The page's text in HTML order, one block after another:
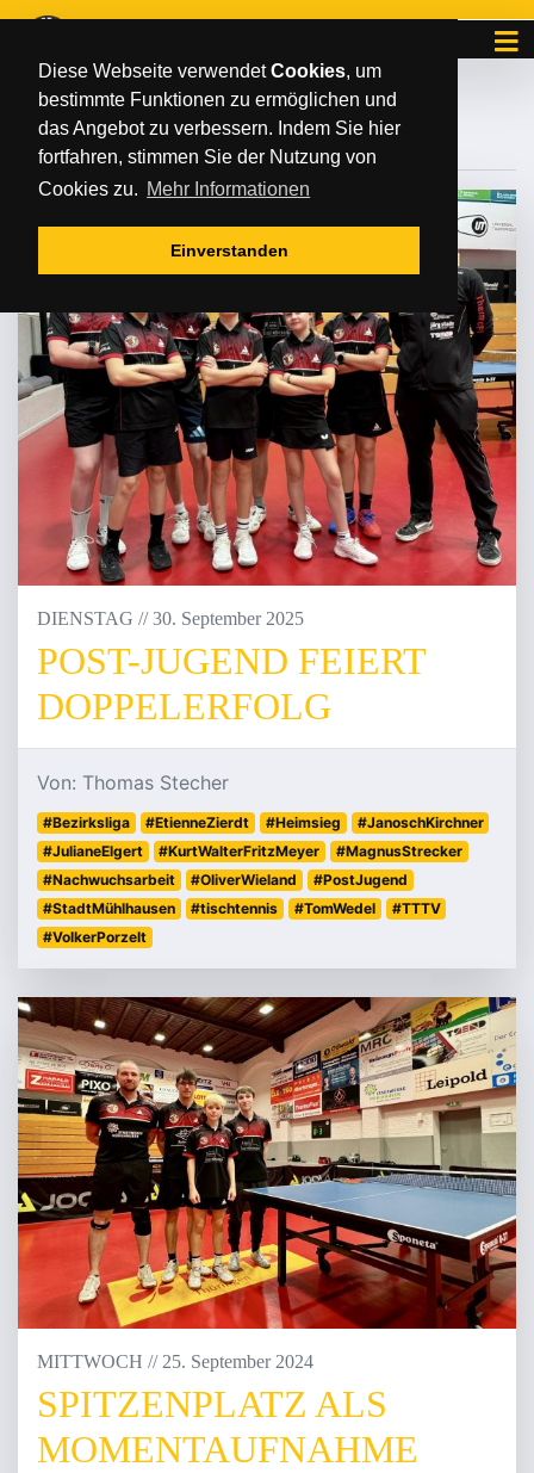
Diese Webseite verwendetCookies, um
bestimmte Funktionen zu ermöglichen und
das Angebot zu verbessern. Indem Sie hier
fortfahren, stimmen Sie der Nutzung von
Cookies zu. Mehr Informationen
Einverstanden
#ETIENNEZIERDT
DIENSTAG // 30. September 2025
POST-JUGEND FEIERT
DOPPELERFOLG
Von: Thomas Stecher
#Bezirksliga #EtienneZierdt #Heimsieg
#JanoschKirchner
#JulianeElgert
#KurtWalterFritzMeyer
#MagnusStrecker
#Nachwuchsarbeit
#OliverWieland
#PostJugend
#StadtMühlhausen
#tischtennis #TomWedel
#TTTV
#VolkerPorzelt
MITTWOCH // 25. September 2024
SPITZENPLATZ ALS
MOMENTAUFNAHME